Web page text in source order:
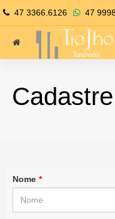
47 3366.6126 47
Nome *